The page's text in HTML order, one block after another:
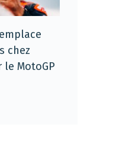
chez
le MotoGP